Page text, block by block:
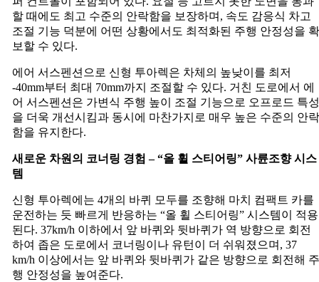
할 때에도 최고 수준의 안락함을 보장하며, 속도 감응식 차고
조절 기능 덕분에 어떤 상황에서도 최적화된 주행 안정성을 확
보할 수 있다.
에어 서스펜션으로 신형 투아렉은 차체의 높낮이를 최저
-40mm부터 최대 70mm까지 조절할 수 있다. 거친 도로에서 에
어 서스펜션은 가변식 주행 높이 조절 기능으로 오프로드 특성
을 더욱 개선시킴과 동시에 마찬가지로 매우 높은 수준의 안락
함을 유지한다.
새로운 차원의 코너링 경험 – “올 휠 스티어링” 사륜조향 시스
템
신형 투아렉에는 4개의 바퀴 모두를 조향해 마치 컴팩트 카를
운전하는 듯 빠르게 반응하는 “올 휠 스티어링” 시스템이 적용
된다. 37km/h 이하에서 앞 바퀴와 뒷바퀴가 역 방향으로 회전
하여 좁은 도로에서 코너링이나 유턴이 더 쉬워졌으며, 37
km/h 이상에서는 앞 바퀴와 뒷바퀴가 같은 방향으로 회전해 주
행 안정성을 높여준다.